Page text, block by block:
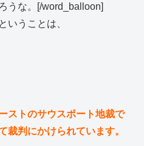
うな。[/word_balloon]
いうことは、
ストのサウスポート地裁で
裁判にかけられています。